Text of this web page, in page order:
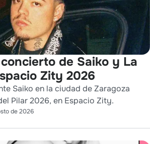
de Saiko y La
Zity 2026
Saiko en la ciudad de Zaragoza
Pilar 2026, en Espacio Zity.
de 2026